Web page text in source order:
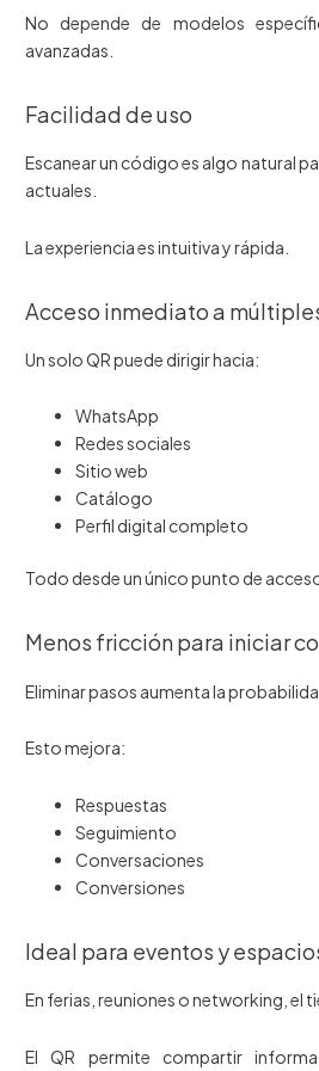
No depende de modelos
avanzadas.
Facilidad de uso
Escanear un código es algo natural
actuales.
La experiencia es intuitiva y rápida.
Acceso inmediato a
Un solo QR puede dirigir hacia:
WhatsApp
Redes sociales
Sitio web
Catálogo
Perfil digital completo
Todo desde un único punto de
Menos fricción para iniciar
Eliminar pasos aumenta la
Esto mejora:
Respuestas
Seguimiento
Conversaciones
Conversiones
Ideal para eventos y
En ferias, reuniones o networking, el
El QR permite compartir